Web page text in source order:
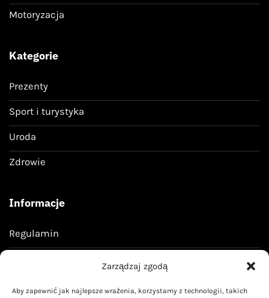
Zarządzaj zgodą
Aby zapewnić jak najlepsze wrażenia, korzystamy z technologii, takich
Motoryzacja
Kategorie
Prezenty
Sport i turystyka
Uroda
Zdrowie
Informacje
Regulamin